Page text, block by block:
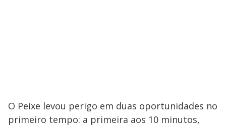
O Peixe levou perigo em duas oportunidades no
primeiro tempo: a primeira aos 10 minutos,